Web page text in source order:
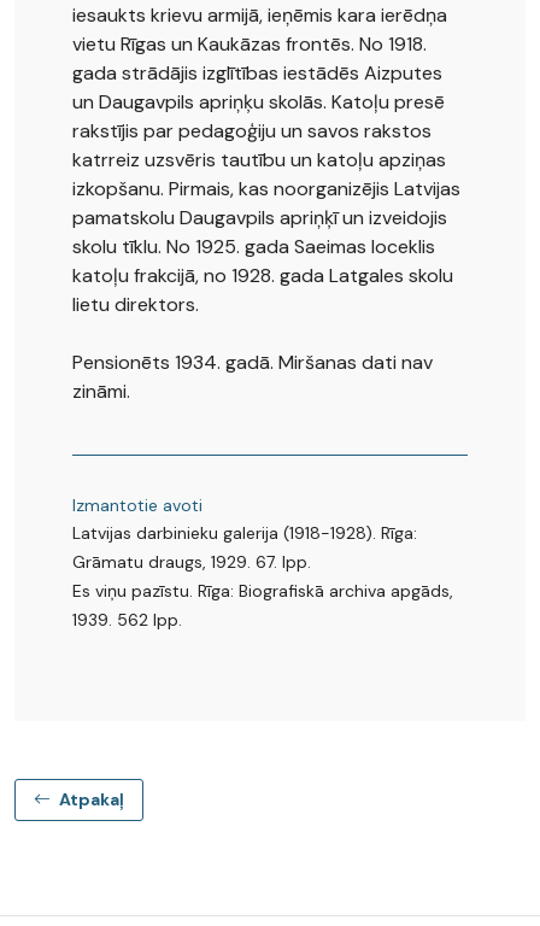
iesaukts krievu armijā, ieņēmis kara ierēdņa
vietu Rīgas un Kaukāzas frontēs. No 1918.
gada strādājis izglītības iestādēs Aizputes
un Daugavpils apriņķu skolās. Katoļu presē
rakstījis par pedagoģiju un savos rakstos
katrreiz uzsvēris tautību un katoļu apziņas
izkopšanu. Pirmais, kas noorganizējis Latvijas
pamatskolu Daugavpils apriņķī un izveidojis
skolu tīklu. No 1925. gada Saeimas loceklis
katoļu frakcijā, no 1928. gada Latgales skolu
lietu direktors.
Pensionēts 1934. gadā. Miršanas dati nav
zināmi.
Izmantotie avoti
Latvijas darbinieku galerija (1918-1928). Rīga:
Grāmatu draugs, 1929. 67. lpp.
Es viņu pazīstu. Rīga: Biografiskā archiva apgāds,
1939. 562 lpp.
Atpakaļ